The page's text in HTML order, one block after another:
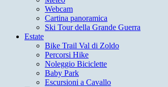
Webcam
Cartina panoramica
Ski Tour della Grande Guerra
Estate
Bike Trail Val di Zoldo
Percorsi Hike
Noleggio Biciclette
Baby Park
Escursioni a Cavallo